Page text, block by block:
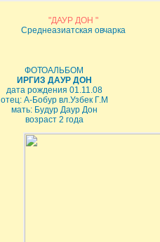
"ДАУР ДОН "
Среднеазиатская овчарка
ФОТОАЛЬБОМ
ИРГИЗ ДАУР ДОН
дата рождения 01.11.08
отец: А-Бобур вл.Узбек Г.М
мать: Будур Даур Дон
возраст 2 года